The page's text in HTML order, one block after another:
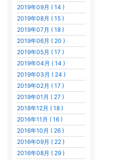
2019年09月 ( 14 )
2019年08月 ( 15 )
2019年07月 ( 18 )
2019年06月 ( 20 )
2019年05月 ( 17 )
2019年04月 ( 14 )
2019年03月 ( 24 )
2019年02月 ( 17 )
2019年01月 ( 27 )
2018年12月 ( 18 )
2016年11月 ( 16 )
2016年10月 ( 26 )
2016年09月 ( 22 )
2016年08月 ( 29 )